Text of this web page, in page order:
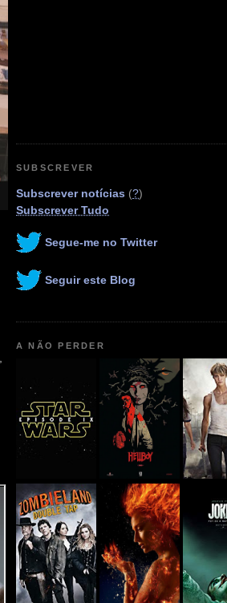
SUBSCREVER
Subscrever notícias (?)
Subscrever Tudo
Segue-me no Twitter
Seguir este Blog
A NÃO PERDER